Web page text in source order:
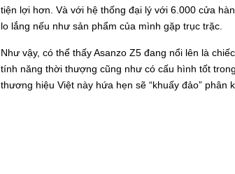
tiện lợi hơn. Và với hệ thống đại lý với 6.000 cửa
lo lắng nếu như sản phẩm của mình gặp trục trặc.
Như vậy, có thể thấy Asanzo Z5 đang nổi lên là
tính năng thời thượng cũng như có cấu hình tốt
thương hiệu Việt này hứa hẹn sẽ “khuấy đảo” phân